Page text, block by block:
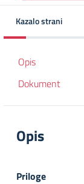
Kazalo strani
Opis
Dokument
Opis
Priloge